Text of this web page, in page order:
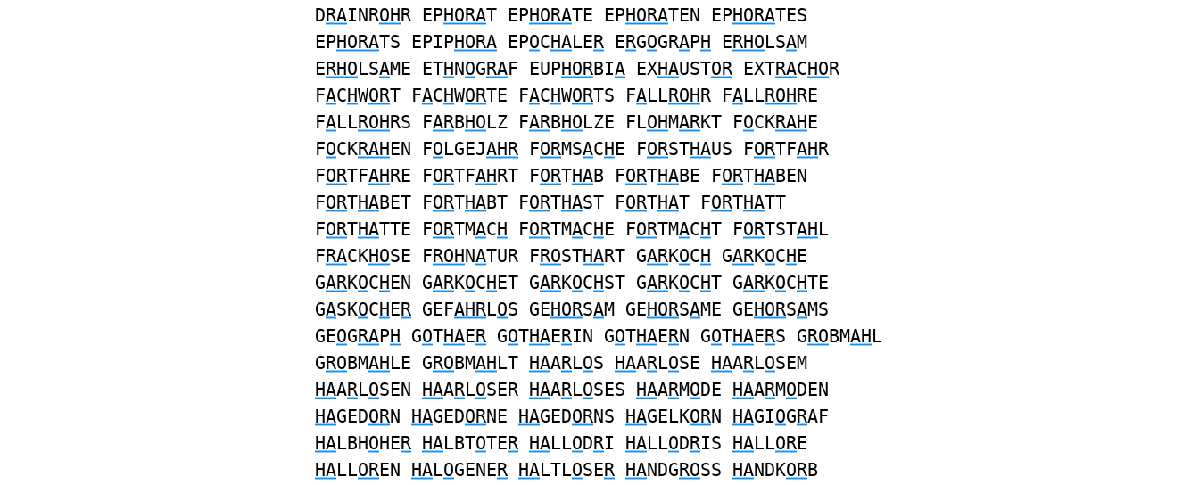
DRAINROHR EPHORAT EPHORATE EPHORATEN EPHORATES
EPHORATS EPIPHORA EPOCHALER ERGOGRAPH ERHOLSAM
ERHOLSAME ETHNOGRAF EUPHORBIA EXHAUSTOR EXTRACHOR
FACHWORT FACHWORTE FACHWORTS FALLROHR FALLROHRE
FALLROHRS FARBHOLZ FARBHOLZE FLOHMARKT FOCKRAHE
FOCKRAHEN FOLGEJAHR FORMSACHE FORSTHAUS FORTFAHR
FORTFAHRE FORTFAHRT FORTHAB FORTHABE FORTHABEN
FORTHABET FORTHABT FORTHAST FORTHAT FORTHATT
FORTHATTE FORTMACH FORTMACHE FORTMACHT FORTSTAHL
FRACKHOSE FROHNATUR FROSTHART GARKOCH GARKOCHE
GARKOCHEN GARKOCHET GARKOCHST GARKOCHT GARKOCHTE
GASKOCHER GEFAHRLOS GEHORSAM GEHORSAME GEHORSAMS
GEOGRAPH GOTHAER GOTHAERIN GOTHAERN GOTHAERS GROBMAHL
GROBMAHLE GROBMAHLT HAARLOS HAARLOSE HAARLOSEM
HAARLOSEN HAARLOSER HAARLOSES HAARMODE HAARMODEN
HAGEDORN HAGEDORNE HAGEDORNS HAGELKORN HAGIOGRAF
HALBHOHER HALBTOTER HALLODRI HALLODRIS HALLORE
HALLOREN HALOGENER HALTLOSER HANDGROSS HANDKORB